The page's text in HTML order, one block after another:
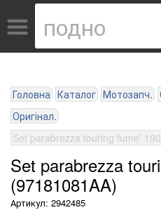
Головна Каталог Мотозапч.
Оригінал.
Set parabrezza touring fume'
Set parabrezza
(97181081AA)
Артикул: 2942485